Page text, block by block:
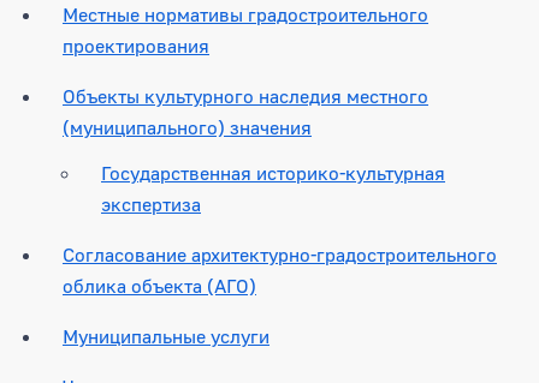
Местные нормативы градостроительного
проектирования
Объекты культурного наследия местного
(муниципального) значения
Государственная историко-культурная
экспертиза
Согласование архитектурно-градостроительного
облика объекта (АГО)
Муниципальные услуги